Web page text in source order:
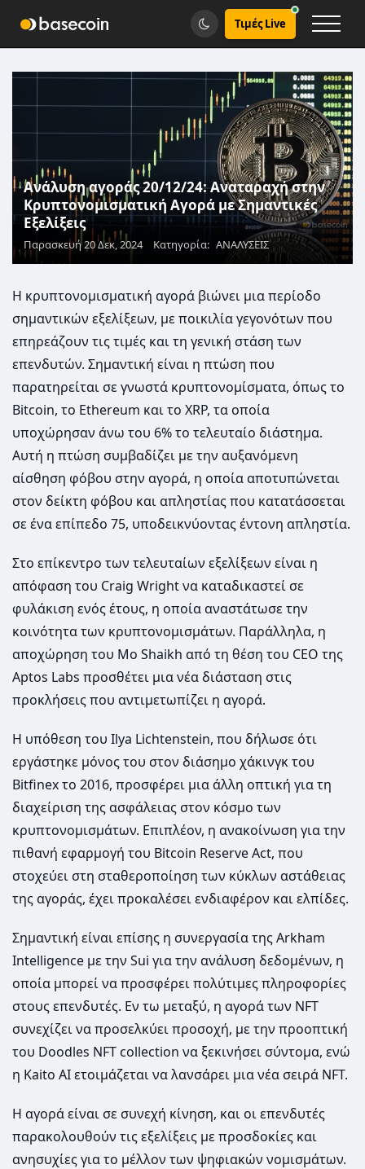
Τιμές Live
Ανάλυση αγοράς 20/12/24: Αναταραχή στην
Κρυπτονομισματική Αγορά με Σημαντικές
Εξελίξεις
Παρασκευή 20 Δεκ, 2024 Κατηγορία: ΑΝΑΛΥΣΕΙΣ
Η κρυπτονομισματική αγορά βιώνει μια περίοδο
σημαντικών εξελίξεων, με ποικιλία γεγονότων που
επηρεάζουν τις τιμές και τη γενική στάση των
επενδυτών. Σημαντική είναι η πτώση που
παρατηρείται σε γνωστά κρυπτονομίσματα, όπως το
Bitcoin, το Ethereum και το XRP, τα οποία
υποχώρησαν άνω του 6% το τελευταίο διάστημα.
Αυτή η πτώση συμβαδίζει με την αυξανόμενη
αίσθηση φόβου στην αγορά, η οποία αποτυπώνεται
στον δείκτη φόβου και απληστίας που κατατάσσεται
σε ένα επίπεδο 75, υποδεικνύοντας έντονη απληστία.
Στο επίκεντρο των τελευταίων εξελίξεων είναι η
απόφαση του Craig Wright να καταδικαστεί σε
φυλάκιση ενός έτους, η οποία αναστάτωσε την
κοινότητα των κρυπτονομισμάτων. Παράλληλα, η
αποχώρηση του Mo Shaikh από τη θέση του CEO της
Aptos Labs προσθέτει μια νέα διάσταση στις
προκλήσεις που αντιμετωπίζει η αγορά.
Η υπόθεση του Ilya Lichtenstein, που δήλωσε ότι
εργάστηκε μόνος του στον διάσημο χάκινγκ του
Bitfinex το 2016, προσφέρει μια άλλη οπτική για τη
διαχείριση της ασφάλειας στον κόσμο των
κρυπτονομισμάτων. Επιπλέον, η ανακοίνωση για την
πιθανή εφαρμογή του Bitcoin Reserve Act, που
στοχεύει στη σταθεροποίηση των κύκλων αστάθειας
της αγοράς, έχει προκαλέσει ενδιαφέρον και ελπίδες.
Σημαντική είναι επίσης η συνεργασία της Arkham
Intelligence με την Sui για την ανάλυση δεδομένων, η
οποία μπορεί να προσφέρει πολύτιμες πληροφορίες
στους επενδυτές. Εν τω μεταξύ, η αγορά των NFT
συνεχίζει να προσελκύει προσοχή, με την προοπτική
του Doodles NFT collection να ξεκινήσει σύντομα, ενώ
η Kaito AI ετοιμάζεται να λανσάρει μια νέα σειρά NFT.
Η αγορά είναι σε συνεχή κίνηση, και οι επενδυτές
παρακολουθούν τις εξελίξεις με προσδοκίες και
ανησυχίες για το μέλλον των ψηφιακών νομισμάτων.